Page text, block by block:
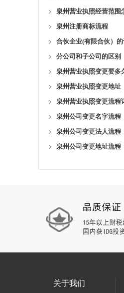
泉州营业执照经营范围
泉州注册商标流程
合伙企业(有限合伙）
分公司和子公司的区别
泉州营业执照变更要多
泉州营业执照变更地址
泉州营业执照变更流程
泉州公司变更名字流程
泉州公司变更法人流程
泉州公司变更地址流程
关于我们